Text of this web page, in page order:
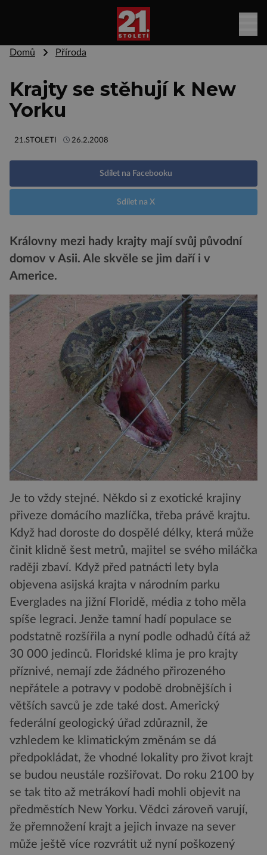
Domů Příroda
Krajty se stěhují k New
Yorku
21.STOLETI 26.2.2008
Sdílet na Facebooku
Sdílet na X
Královny mezi hady krajty mají svůj původní
domov v Asii. Ale skvěle se jim daří i v
Americe.
Je to vždy stejné. Někdo si z exotické krajiny
přiveze domácího mazlíčka, třeba právě krajtu.
Když had doroste do dospělé délky, která může
činit klidně šest metrů, majitel se svého miláčka
raději zbaví. Když před patnácti lety byla
objevena asijská krajta v národním parku
Everglades na jižní Floridě, média z toho měla
spíše legraci. Jenže tamní hadí populace se
podstatně rozšířila a nyní podle odhadů čítá až
30 000 jedinců. Floridské klima je pro krajty
příznivé, nemají zde žádného přirozeného
nepřátele a potravy v podobě drobnějších i
větších savců je zde také dost. Americký
federální geologický úřad zdůraznil, že
vzhledem ke klimatickým změnám se dá
předpokládat, že vhodné lokality pro život krajt
se budou neustále rozšiřovat. Do roku 2100 by
se tak tito až metrákoví hadi mohli objevit na
předměstích New Yorku. Vědci zároveň varují,
že přemnožení krajt a jejich invaze na sever
může ještě více rozvrátit už nyní poškozený